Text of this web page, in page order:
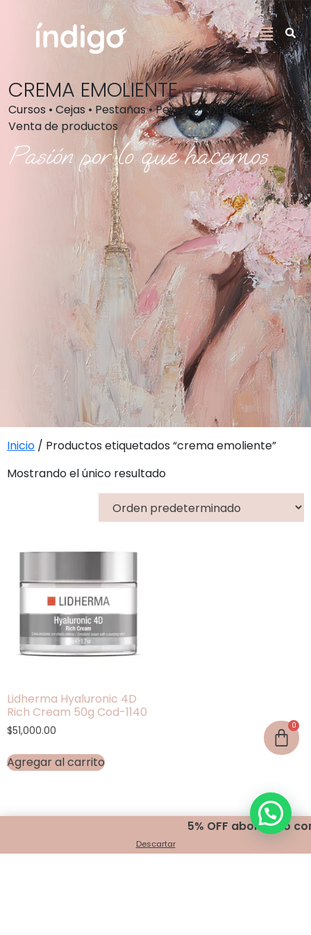
5% OFF abonando
Descartar
CREMA EMOLIENTE
Cursos • Cejas • Pestañas • Peinado • Maquillaje •
Venta de productos
Pasión por lo que hacemos
Inicio / Productos etiquetados “crema emoliente”
Mostrando el único resultado
Lidherma Hyaluronic 4D
Rich Cream 50g Cod-1140
$51,000.00
Agregar al carrito
Encontranos en